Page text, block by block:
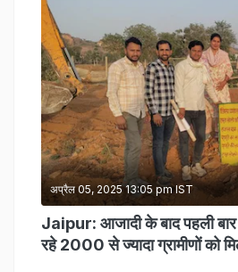
अप्रैल 05, 2025 13:05 pm IST
Jaipur: आजादी के बाद पहली
रहे 2000 से ज्यादा ग्रामीणों को